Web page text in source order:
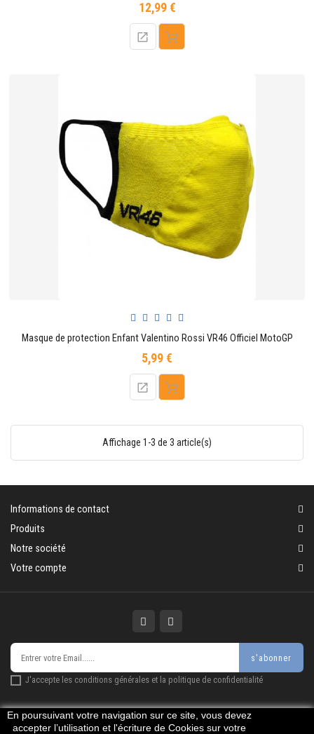
En poursuivant votre navigation sur ce site, vous devez
accepter l’utilisation et l'écriture de Cookies sur votre
12,99 €Prix
Masque de protection Enfant Valentino Rossi VR46 Officiel MotoGP
5,99 €
Affichage 1-3 de 3 article(s)
Informations de contact
Produits
Notre société
Votre compte
s'abonner
J'accepte les conditions générales et la politique de confidentialité